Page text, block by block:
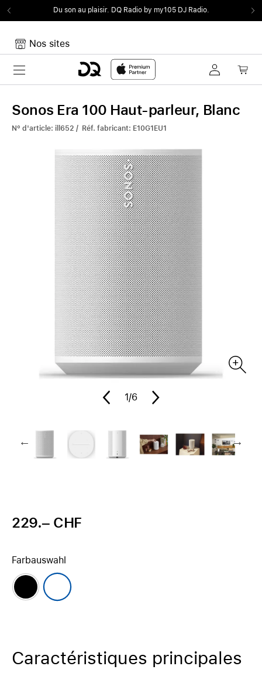
Du son au plaisir. DQ Radio by my105 DJ Radio.
Nos sites
Toggle navigation
Votre panier est vide
Sonos Era 100 Haut-parleur, Blanc
N° d'article: ill652 / Réf. fabricant: E10G1EU1
1/6
229.– CHF
Farbauswahl
Caractéristiques principales